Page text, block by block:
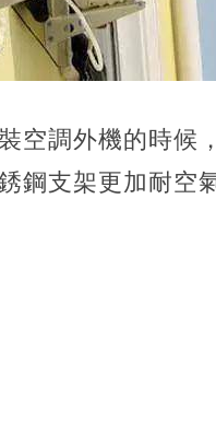
空調外機的時候
鋼支架更加耐空